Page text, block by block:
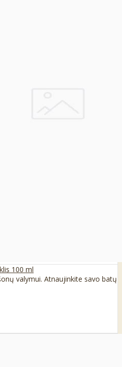
100 ml
valymui. Atnaujinkite savo batų